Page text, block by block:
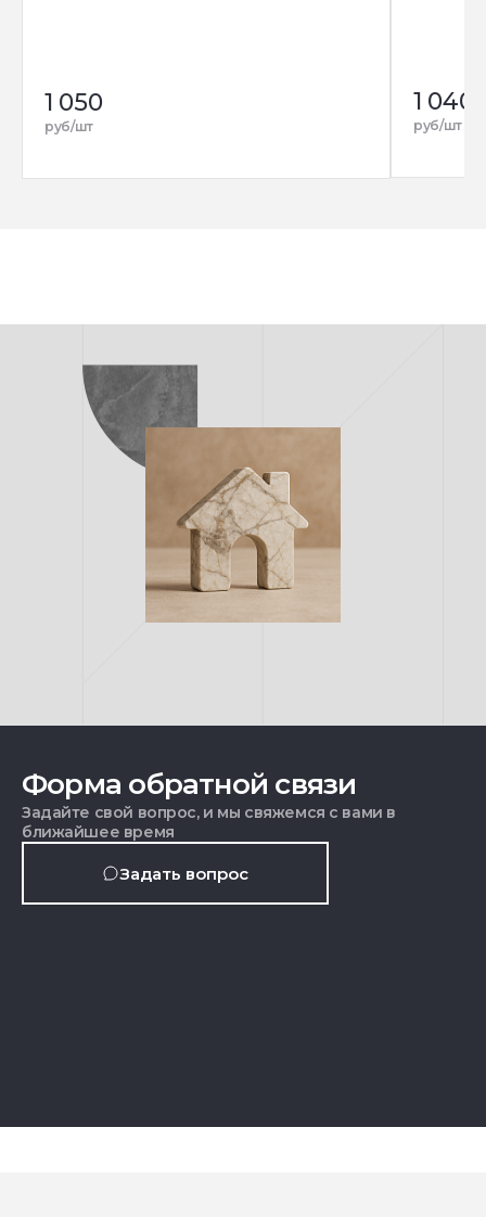
1 050
руб/шт
1 040
руб/шт
Форма обратной связи
Задайте свой вопрос, и мы свяжемся с вами в
ближайшее время
Задать вопрос